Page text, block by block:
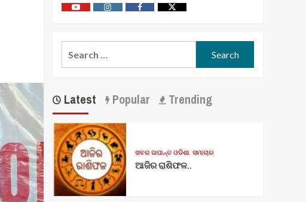
YoutubeVimeo FacebookTwitter
Latest Popular Trending
ଖବର ଉପାନ୍ତ ଓଡିଶା ସମାଚାର
ଆଜିର ରାଶିଫଳ..